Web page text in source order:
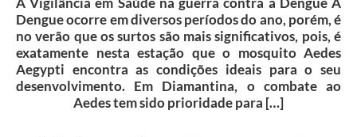
Dengue ocorre em diversos períodos do ano, porém, é
no verão que os surtos são mais significativos, pois, é
exatamente nesta estação que o mosquito Aedes
Aegypti encontra as condições ideais para o seu
desenvolvimento. Em Diamantina, o combate ao
Aedes tem sido prioridade para […]